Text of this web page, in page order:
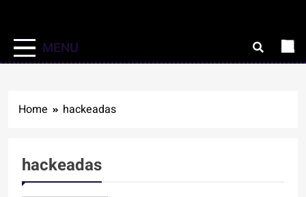
MENU
Home hackeadas
hackeadas